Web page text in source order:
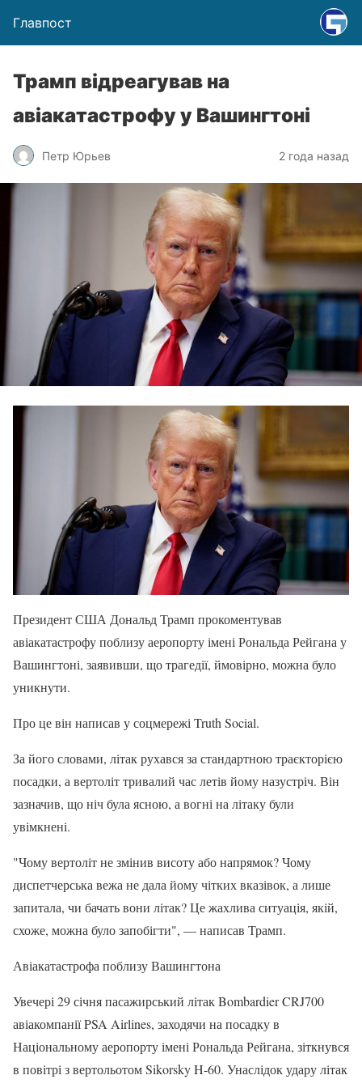
Главпост
Трамп відреагував на
авіакатастрофу у Вашингтоні
Петр Юрьев 2 года назад
Президент США Дональд Трамп прокоментував
авіакатастрофу поблизу аеропорту імені Рональда Рейгана у
Вашингтоні, заявивши, що трагедії, ймовірно, можна було
уникнути.
Про це він написав у соцмережі Truth Social.
За його словами, літак рухався за стандартною траєкторією
посадки, а вертоліт тривалий час летів йому назустріч. Він
зазначив, що ніч була ясною, а вогні на літаку були
увімкнені.
"Чому вертоліт не змінив висоту або напрямок? Чому
диспетчерська вежа не дала йому чітких вказівок, а лише
запитала, чи бачать вони літак? Це жахлива ситуація, якій,
схоже, можна було запобігти", — написав Трамп.
Авіакатастрофа поблизу Вашингтона
Увечері 29 січня пасажирський літак Bombardier CRJ700
авіакомпанії PSA Airlines, заходячи на посадку в
Національному аеропорту імені Рональда Рейгана, зіткнувся
в повітрі з вертольотом Sikorsky H-60. Унаслідок удару літак